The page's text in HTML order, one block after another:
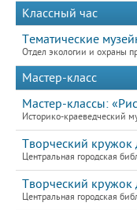
Классный час
Тематические
Отдел экологии и охраны
Мастер-класс
Мастер-классы:
Историко-краеведческий
Творческий
Центральная городская
Творческий кружок
Центральная городская